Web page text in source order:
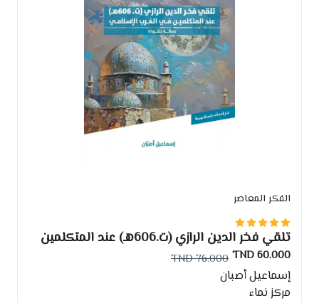
الفكر المعاصر
تلقي فخر الدين الرازي (ت.606هـ) عند المتكلمين
في الغرب الإسلامي
60.000 TND
76.000 TND
إسماعيل أصبان
مركز نماء